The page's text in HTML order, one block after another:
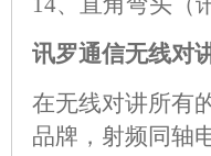
讯罗通信无线对
在无线对讲所有
品牌，射频同轴